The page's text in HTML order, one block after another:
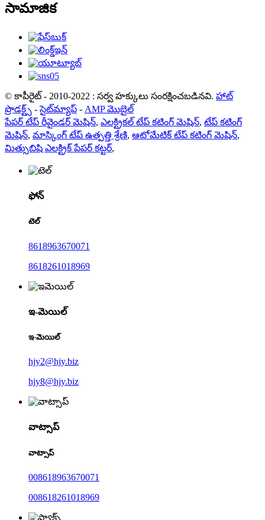
సామాజిక
© కాపీరైట్ - 2010-2022 : సర్వ హక్కులు సంరక్షించబడినవి. హాట్
ప్రొడక్ట్స్ -సైట్‌మ్యాప్ - AMP మొబైల్
పేపర్ టేప్ రీవైండర్ మెషిన్, ఎలక్ట్రికల్ టేప్ కటింగ్ మెషిన్, టేప్ కటింగ్
మెషిన్, మాస్కింగ్ టేప్ ఉత్పత్తి శ్రేణి, ఆటోమేటిక్ టేప్ కటింగ్ మెషిన్,
మిత్సుబిషి ఎలక్ట్రిక్ పేపర్ కట్టర్,
ఫోన్
టెల్
8618963670071
8618261018969
ఇ-మెయిల్
ఇ-మెయిల్
hjy2@hjy.biz
hjy8@hjy.biz
వాట్సాప్
వాట్సాప్
008618963670071
008618261018969